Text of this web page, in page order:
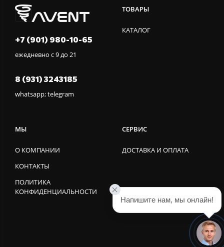
+7 (901) 980-10-65
ежедневно с 9 до 21
8 (931) 3243185
whatsapp; telegram
ТОВАРЫ
КАТАЛОГ
МЫ
О КОМПАНИИ
КОНТАКТЫ
ПОЛИТИКА
КОНФИДЕНЦИАЛЬНОСТИ
СЕРВИС
ДОСТАВКА И ОПЛАТА
Напишите нам, мы онлайн!